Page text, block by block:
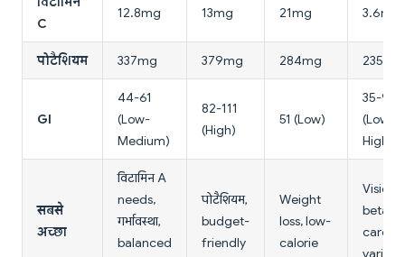
C
12.8mg 13mg 21mg 3.6mg
पोटैशियम 337mg 379mg 284mg 235mg
GI
44-61
(Low-
Medium)
82-111
(High)
51 (Low)
35-92
(Low-
High)
सबसे
अच्छा
विटामिन A
needs,
गर्भावस्था,
balanced
पोटैशियम,
budget-
friendly
Weight
loss, low-
calorie
Vision,
beta-
variety